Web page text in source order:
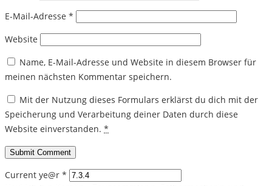
E-Mail-Adresse *
Website
Name, E-Mail-Adresse und Website in diesem Browser für
meinen nächsten Kommentar speichern.
Mit der Nutzung dieses Formulars erklärst du dich mit der
Speicherung und Verarbeitung deiner Daten durch diese
Website einverstanden. *
Current ye@r *